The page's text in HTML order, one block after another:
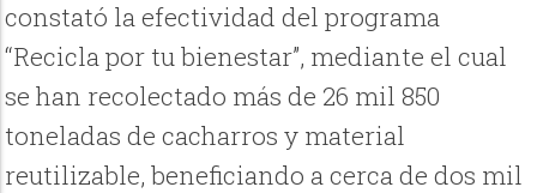
constató la efectividad del programa
“Recicla por tu bienestar”, mediante el cual
se han recolectado más de 26 mil 850
toneladas de cacharros y material
reutilizable, beneficiando a cerca de dos mil